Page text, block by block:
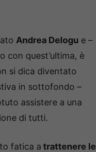
Andrea Delogu e –
con quest’ultima, è
si dica diventato
in sottofondo –
assistere a una
di tutti.
fatica a trattenere le